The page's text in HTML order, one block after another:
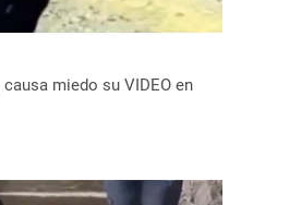
miedo su VIDEO en